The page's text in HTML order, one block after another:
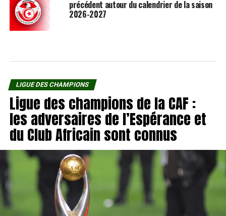
précédent autour du calendrier de la saison
2026-2027
LIGUE DES CHAMPIONS
Ligue des champions de la CAF :
les adversaires de l’Espérance et
du Club Africain sont connus